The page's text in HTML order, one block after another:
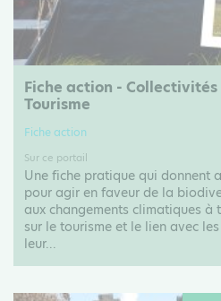
Fiche action -
Tourisme
Fiche action
Sur ce portail
Une fiche pratique qui donnent
pour agir en faveur de la
aux changements climatiques à
sur le tourisme et le lien avec
leur...